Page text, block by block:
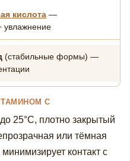
кислота —
увлажнение
(стабильные формы) —
С
25°С, плотно закрытый
или тёмная
контакт с